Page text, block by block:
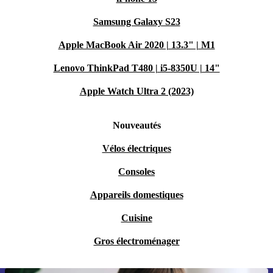
Samsung Galaxy S23
Apple MacBook Air 2020 | 13.3" | M1
Lenovo ThinkPad T480 | i5-8350U | 14"
Apple Watch Ultra 2 (2023)
Nouveautés
Vélos électriques
Consoles
Appareils domestiques
Cuisine
Gros électroménager